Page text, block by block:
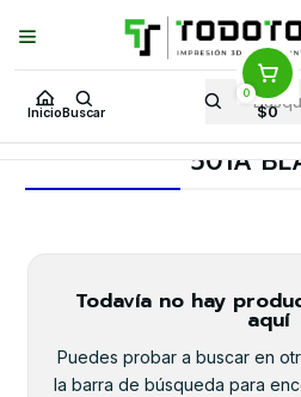
Inicio Buscar
0
$0
Puedes Elegir: Comprar enTienda·
Tienda en24
Inicio Toner y tambor Toner
501A BLACK
501A
Todavía no hay
aquí
Puedes probar a buscar en
la barra de búsqueda para